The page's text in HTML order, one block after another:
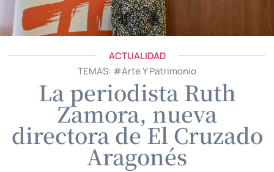
ACTUALIDAD
TEMAS: #Arte Y Patrimonio
La periodista Ruth
Zamora, nueva
directora de El Cruzado
Aragonés